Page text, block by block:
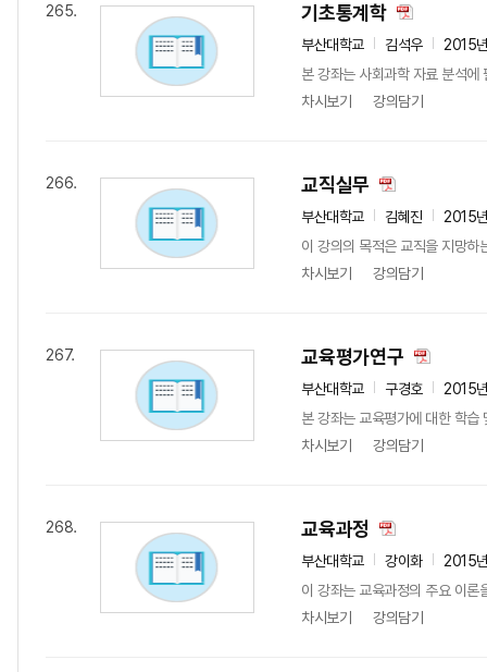
265. 기초통계학
부산대학교 김석우
2015
본 강좌는 사회과학 자료 분석에
차시보기
강의담기
266. 교직실무
부산대학교 김혜진
2015
이 강의의 목적은 교직을 지망하
차시보기
강의담기
267. 교육평가연구
부산대학교 구경호
2015
본 강좌는 교육평가에 대한 학습
차시보기
강의담기
268. 교육과정
부산대학교 강이화
2015
이 강좌는 교육과정의 주요 이론
차시보기
강의담기